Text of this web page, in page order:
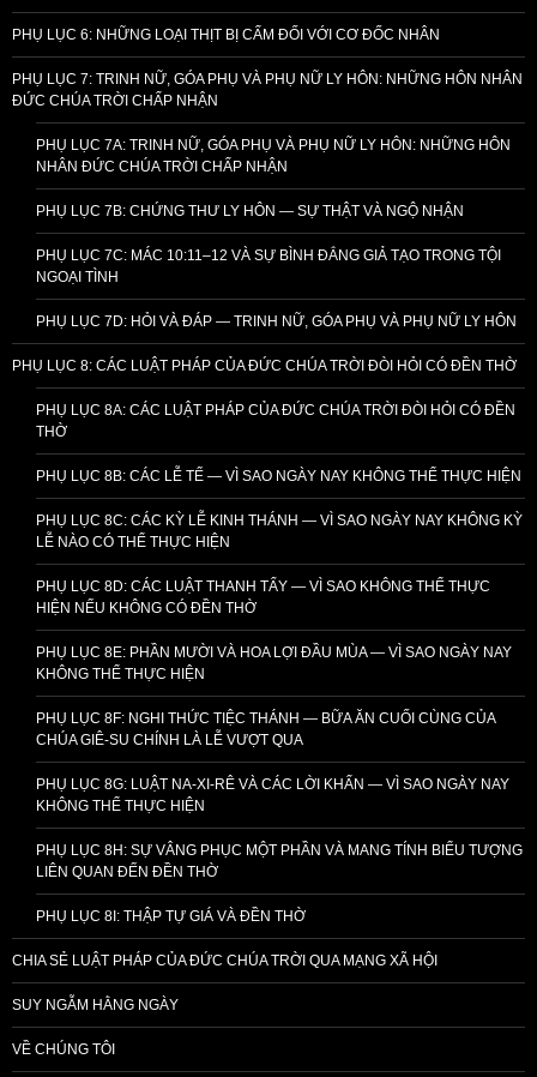
PHỤ LỤC 6: NHỮNG LOẠI THỊT BỊ CẤM ĐỐI VỚI CƠ ĐỐC NHÂN
PHỤ LỤC 7: TRINH NỮ, GÓA PHỤ VÀ PHỤ NỮ LY HÔN: NHỮNG HÔN NHÂN
ĐỨC CHÚA TRỜI CHẤP NHẬN
PHỤ LỤC 7A: TRINH NỮ, GÓA PHỤ VÀ PHỤ NỮ LY HÔN: NHỮNG HÔN
NHÂN ĐỨC CHÚA TRỜI CHẤP NHẬN
PHỤ LỤC 7B: CHỨNG THƯ LY HÔN — SỰ THẬT VÀ NGỘ NHẬN
PHỤ LỤC 7C: MÁC 10:11–12 VÀ SỰ BÌNH ĐẲNG GIẢ TẠO TRONG TỘI
NGOẠI TÌNH
PHỤ LỤC 7D: HỎI VÀ ĐÁP — TRINH NỮ, GÓA PHỤ VÀ PHỤ NỮ LY HÔN
PHỤ LỤC 8: CÁC LUẬT PHÁP CỦA ĐỨC CHÚA TRỜI ĐÒI HỎI CÓ ĐỀN THỜ
PHỤ LỤC 8A: CÁC LUẬT PHÁP CỦA ĐỨC CHÚA TRỜI ĐÒI HỎI CÓ ĐỀN
THỜ
PHỤ LỤC 8B: CÁC LỄ TẾ — VÌ SAO NGÀY NAY KHÔNG THỂ THỰC HIỆN
PHỤ LỤC 8C: CÁC KỲ LỄ KINH THÁNH — VÌ SAO NGÀY NAY KHÔNG KỲ
LỄ NÀO CÓ THỂ THỰC HIỆN
PHỤ LỤC 8D: CÁC LUẬT THANH TẨY — VÌ SAO KHÔNG THỂ THỰC
HIỆN NẾU KHÔNG CÓ ĐỀN THỜ
PHỤ LỤC 8E: PHẦN MƯỜI VÀ HOA LỢI ĐẦU MÙA — VÌ SAO NGÀY NAY
KHÔNG THỂ THỰC HIỆN
PHỤ LỤC 8F: NGHI THỨC TIỆC THÁNH — BỮA ĂN CUỐI CÙNG CỦA
CHÚA GIÊ-SU CHÍNH LÀ LỄ VƯỢT QUA
PHỤ LỤC 8G: LUẬT NA-XI-RÊ VÀ CÁC LỜI KHẤN — VÌ SAO NGÀY NAY
KHÔNG THỂ THỰC HIỆN
PHỤ LỤC 8H: SỰ VÂNG PHỤC MỘT PHẦN VÀ MANG TÍNH BIỂU TƯỢNG
LIÊN QUAN ĐẾN ĐỀN THỜ
PHỤ LỤC 8I: THẬP TỰ GIÁ VÀ ĐỀN THỜ
CHIA SẺ LUẬT PHÁP CỦA ĐỨC CHÚA TRỜI QUA MẠNG XÃ HỘI
SUY NGẪM HẰNG NGÀY
VỀ CHÚNG TÔI